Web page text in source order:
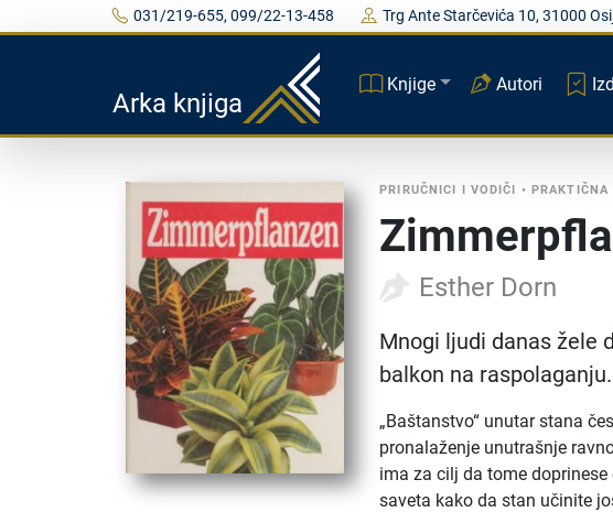
031/219-655, 099/22-13-458 Trg Ante Starčevića 10, 31000
Arka knjiga
Knjige Autori
PRIRUČNICI I VODIČI • PRAKTIČNA
Esther Dorn
Mnogi ljudi danas žele
balkon na raspolaganju.
„Baštanstvo“ unutar stana
pronalaženje unutrašnje
ima za cilj da tome
saveta kako da stan učinite